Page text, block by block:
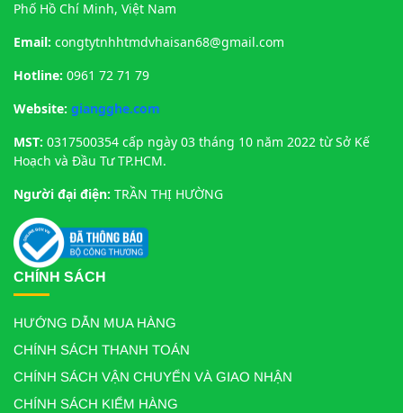
Phố Hồ Chí Minh, Việt Nam
Email: congtytnhhtmdvhaisan68@gmail.com
Hotline: 0961 72 71 79
Website: giangghe.com
MST: 0317500354 cấp ngày 03 tháng 10 năm 2022 từ Sở Kế
Hoạch và Đầu Tư TP.HCM.
Người đại điện: TRẦN THỊ HƯỜNG
CHÍNH SÁCH
HƯỚNG DẪN MUA HÀNG
CHÍNH SÁCH THANH TOÁN
CHÍNH SÁCH VẬN CHUYỂN VÀ GIAO NHẬN
CHÍNH SÁCH KIỂM HÀNG